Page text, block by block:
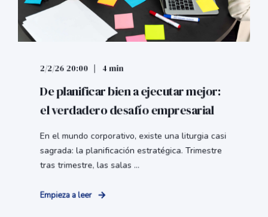
2/2/26 20:00 4 min
De planificar bien a ejecutar mejor:
el verdadero desafío empresarial
En el mundo corporativo, existe una liturgia casi
sagrada: la planificación estratégica. Trimestre
tras trimestre, las salas ...
Empieza a leer